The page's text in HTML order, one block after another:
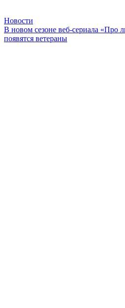
Новости
В новом сезоне веб-сериала «Про
появятся ветераны